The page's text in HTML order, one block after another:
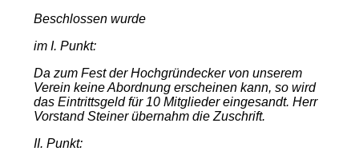
Beschlossen wurde
im I. Punkt:
Da zum Fest der Hochgründecker von unserem
Verein keine Abordnung erscheinen kann, so wird
das Eintrittsgeld für 10 Mitglieder eingesandt. Herr
Vorstand Steiner übernahm die Zuschrift.
II. Punkt: